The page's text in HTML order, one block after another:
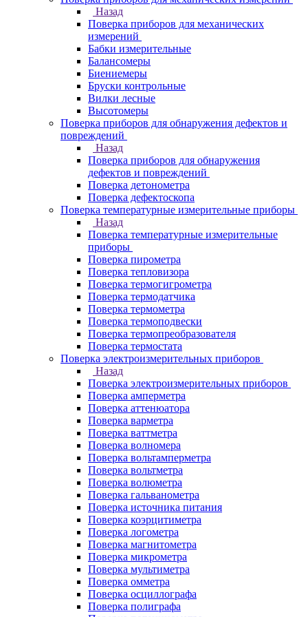
Назад
Поверка приборов для механических
измерений
Бабки измерительные
Балансомеры
Биениемеры
Бруски контрольные
Вилки лесные
Высотомеры
Поверка приборов для обнаружения дефектов и
повреждений
Назад
Поверка приборов для обнаружения
дефектов и повреждений
Поверка детонометра
Поверка дефектоскопа
Поверка температурные измерительные приборы
Назад
Поверка температурные измерительные
приборы
Поверка пирометра
Поверка тепловизора
Поверка термогигрометра
Поверка термодатчика
Поверка термометра
Поверка термоподвески
Поверка термопреобразователя
Поверка термостата
Поверка электроизмерительных приборов
Назад
Поверка электроизмерительных приборов
Поверка амперметра
Поверка аттенюатора
Поверка варметра
Поверка ваттметра
Поверка волномера
Поверка вольтамперметра
Поверка вольтметра
Поверка волюметра
Поверка гальванометра
Поверка источника питания
Поверка коэрцитиметра
Поверка логометра
Поверка магнитометра
Поверка микрометра
Поверка мультиметра
Поверка омметра
Поверка осциллографа
Поверка полиграфа